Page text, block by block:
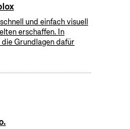
und einfach visuell
erschaffen. In
Grundlagen dafür